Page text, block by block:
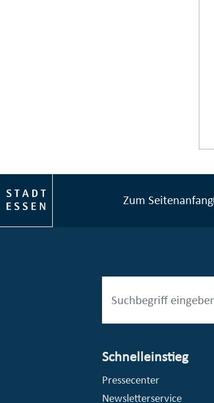
Zum Seitenanfang
Schnelleinstieg
Pressecenter
Newsletterservice
© Stadt Essen, Presse- und Kommunikationsamt